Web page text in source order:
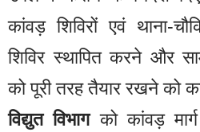
कांवड़ शिविरों एवं थाना-
शिविर स्थापित करने और
को पूरी तरह तैयार रखने को
विद्युत विभागको कांवड़ मार्ग